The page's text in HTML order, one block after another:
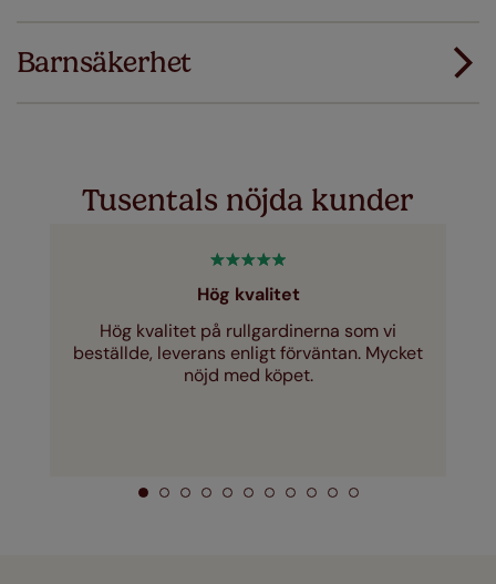
Ladda ner instruktioner
första gången ersätter vi dem med rätt storlek.
Barnsäkerhet
Tusentals nöjda kunder
Hög kvalitet
Hög kvalitet på rullgardinerna som vi
beställde, leverans enligt förväntan. Mycket
nöjd med köpet.